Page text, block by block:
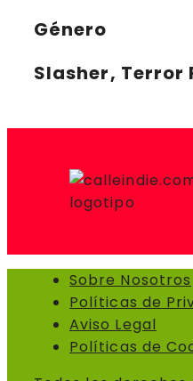
Género
Slasher, Terror
Sobre Nosotros
Políticas de
Aviso Legal
Políticas de